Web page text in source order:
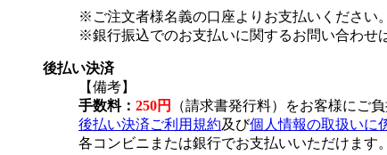
※ご注文者様名義の口座よりお支払いください
※銀行振込でのお支払いに関するお問い合わせ
後払い決済
【備考】
手数料： 250円
（請求書発行料）をお客様にご
後払い決済ご利用規約及び個人情報の取扱いに
各コンビニまたは銀行でお支払いいただけます。